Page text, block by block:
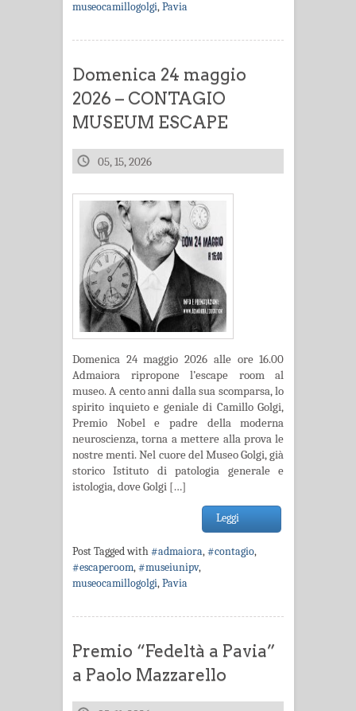
museocamillogolgi,Pavia
Domenica 24 maggio
2026 – CONTAGIO
MUSEUM ESCAPE
05, 15, 2026
Domenica 24 maggio 2026 alle ore 16.00
Admaiora ripropone l’escape room al
museo. A cento anni dalla sua scomparsa, lo
spirito inquieto e geniale di Camillo Golgi,
Premio Nobel e padre della moderna
neuroscienza, torna a mettere alla prova le
nostre menti. Nel cuore del Museo Golgi, già
storico Istituto di patologia generale e
istologia, dove Golgi […]
Leggi
Post Tagged with#admaiora,#contagio,
#escaperoom,#museiunipv,
museocamillogolgi,Pavia
Premio “Fedeltà a Pavia”
a Paolo Mazzarello